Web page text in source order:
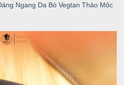
Ngang Da Bò Vegtan Thảo Mộc